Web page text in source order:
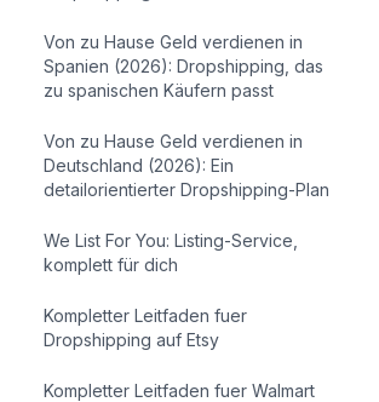
Von zu Hause Geld verdienen in
Spanien (2026): Dropshipping, das
zu spanischen Käufern passt
Von zu Hause Geld verdienen in
Deutschland (2026): Ein
detailorientierter Dropshipping-Plan
We List For You: Listing-Service,
komplett für dich
Kompletter Leitfaden fuer
Dropshipping auf Etsy
Kompletter Leitfaden fuer Walmart